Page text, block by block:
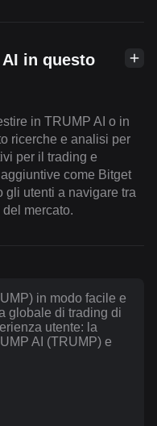
AI in questo
in TRUMP AI o in
ricerche e analisi per
per il trading e
come Bitget
gli utenti a navigare tra
mercato.
in modo facile e
globale di trading di
utente: la
AI (TRUMP) e